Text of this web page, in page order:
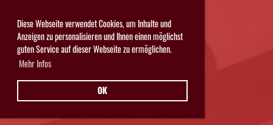
Diese Webseite verwendet Cookies, um Inhalte und
Anzeigen zu personalisieren und Ihnen einen möglichst
guten Service auf dieser Webseite zu ermöglichen.
Mehr Infos
OK